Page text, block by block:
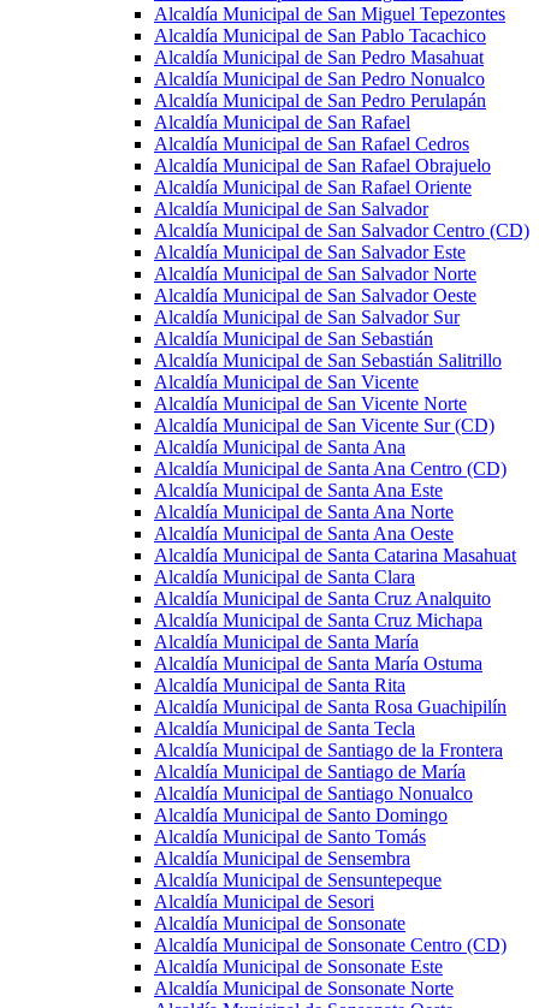
Alcaldía Municipal de San Miguel Tepezontes
Alcaldía Municipal de San Pablo Tacachico
Alcaldía Municipal de San Pedro Masahuat
Alcaldía Municipal de San Pedro Nonualco
Alcaldía Municipal de San Pedro Perulapán
Alcaldía Municipal de San Rafael
Alcaldía Municipal de San Rafael Cedros
Alcaldía Municipal de San Rafael Obrajuelo
Alcaldía Municipal de San Rafael Oriente
Alcaldía Municipal de San Salvador
Alcaldía Municipal de San Salvador Centro (CD)
Alcaldía Municipal de San Salvador Este
Alcaldía Municipal de San Salvador Norte
Alcaldía Municipal de San Salvador Oeste
Alcaldía Municipal de San Salvador Sur
Alcaldía Municipal de San Sebastián
Alcaldía Municipal de San Sebastián Salitrillo
Alcaldía Municipal de San Vicente
Alcaldía Municipal de San Vicente Norte
Alcaldía Municipal de San Vicente Sur (CD)
Alcaldía Municipal de Santa Ana
Alcaldía Municipal de Santa Ana Centro (CD)
Alcaldía Municipal de Santa Ana Este
Alcaldía Municipal de Santa Ana Norte
Alcaldía Municipal de Santa Ana Oeste
Alcaldía Municipal de Santa Catarina Masahuat
Alcaldía Municipal de Santa Clara
Alcaldía Municipal de Santa Cruz Analquito
Alcaldía Municipal de Santa Cruz Michapa
Alcaldía Municipal de Santa María
Alcaldía Municipal de Santa María Ostuma
Alcaldía Municipal de Santa Rita
Alcaldía Municipal de Santa Rosa Guachipilín
Alcaldía Municipal de Santa Tecla
Alcaldía Municipal de Santiago de la Frontera
Alcaldía Municipal de Santiago de María
Alcaldía Municipal de Santiago Nonualco
Alcaldía Municipal de Santo Domingo
Alcaldía Municipal de Santo Tomás
Alcaldía Municipal de Sensembra
Alcaldía Municipal de Sensuntepeque
Alcaldía Municipal de Sesori
Alcaldía Municipal de Sonsonate
Alcaldía Municipal de Sonsonate Centro (CD)
Alcaldía Municipal de Sonsonate Este
Alcaldía Municipal de Sonsonate Norte